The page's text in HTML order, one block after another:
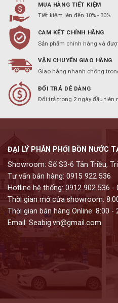
MUA HÀNG TIẾT KIỆM
Tiết kiệm lên đến 10% - 30%
CAM KẾT CHÍNH HÃNG
Sản phẩm chính hàng và
VẬN CHUYỂN GIAO HÀNG
Giao hàng nhanh chóng
ĐỔI TRẢ DỄ DÀNG
Đổi trả trong 2 ngày đầu tiên
ĐẠI LÝ PHÂN PHỐI BỒN NƯỚC
Showroom: Số S3-6 Tân Triều,
Tư vấn bán hàng: 0915 922 536
Hotline hệ thống: 0912 902 536 -
Thời gian mở cửa showroom:
Thời gian bán hàng Online: 8:00 -
Email: Seabig.vn@gmail.com